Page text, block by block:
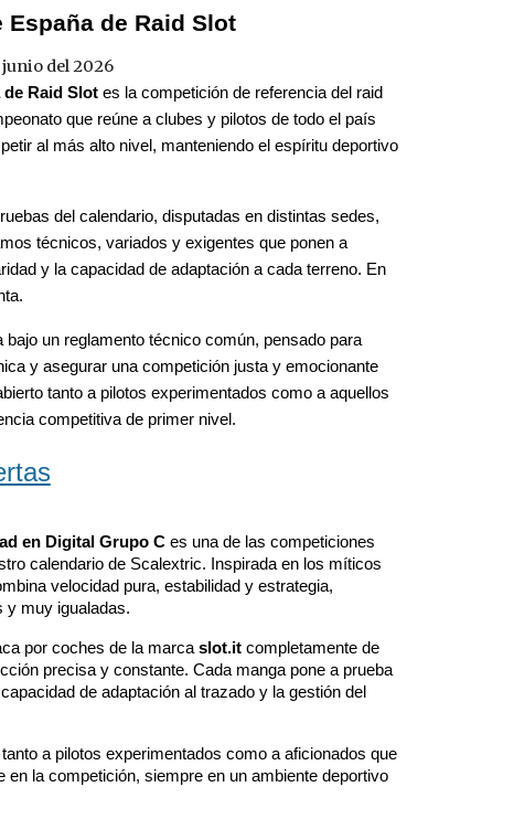
España de Raid Slot
junio del 2026
de Raid Slotes la competición de referencia del raid
que reúne a clubes y pilotos de todo el país
al más alto nivel, manteniendo el espíritu deportivo
del calendario, disputadas en distintas sedes,
técnicos, variados y exigentes que ponen a
y la capacidad de adaptación a cada terreno. En
bajo un reglamento técnico común, pensado para
y asegurar una competición justa y emocionante
tanto a pilotos experimentados como a aquellos
competitiva de primer nivel.
en Digital Grupo Ces una de las competiciones
calendario de Scalextric. Inspirada en los míticos
velocidad pura, estabilidad y estrategia,
y muy igualadas.
por coches de la marca slot.itcompletamente de
precisa y constante. Cada manga pone a prueba
de adaptación al trazado y la gestión del
a pilotos experimentados como a aficionados que
en la competición, siempre en un ambiente deportivo